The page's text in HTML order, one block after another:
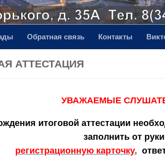
Обратная связь Контакты
АТТЕСТАЦИЯ
УВАЖАЕМЫЕ
итоговой аттестации
заполнить от руки
регистрационную карточку,